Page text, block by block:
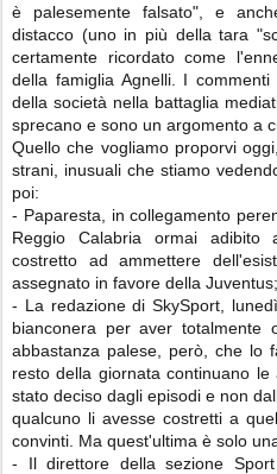
è palesemente falsato", e
distacco (uno in più della tara
certamente ricordato come
della famiglia Agnelli. I
della società nella battaglia
sprecano e sono un argomento a
Quello che vogliamo proporvi
strani, inusuali che stiamo
poi:
- Paparesta, in collegamento
Reggio Calabria ormai adibito
costretto ad ammettere
assegnato in favore della Juventus;
- La redazione di SkySport,
bianconera per aver totalmente
abbastanza palese, però, che lo
resto della giornata continuano
stato deciso dagli episodi e non
qualcuno li avesse costretti a
convinti. Ma quest'ultima è solo
- Il direttore della sezione